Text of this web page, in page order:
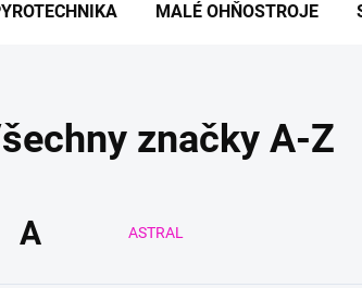
MALÉ OHŇOSTROJE
značky A-Z
A ASTRAL